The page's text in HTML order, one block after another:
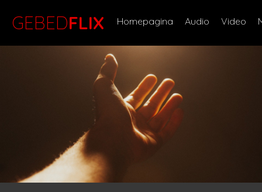
GEBEDFLIX Homepagina Audio Video